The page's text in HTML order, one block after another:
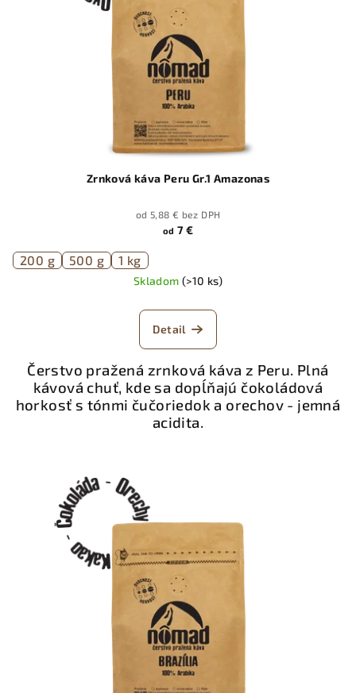
Zrnková káva Peru Gr.1 Amazonas
od 5,88 € bez DPH
od 7 €
200 g 500 g 1 kg
Skladom (>10 ks)
Detail
Čerstvo pražená zrnková káva z Peru. Plná
kávová chuť, kde sa dopĺňajú čokoládová
horkosť s tónmi čučoriedok a orechov - jemná
acidita.